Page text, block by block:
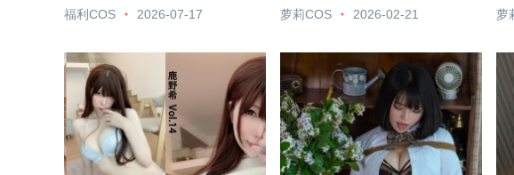
福利COS 2026-07-17 萝莉COS 2026-02-21 萝